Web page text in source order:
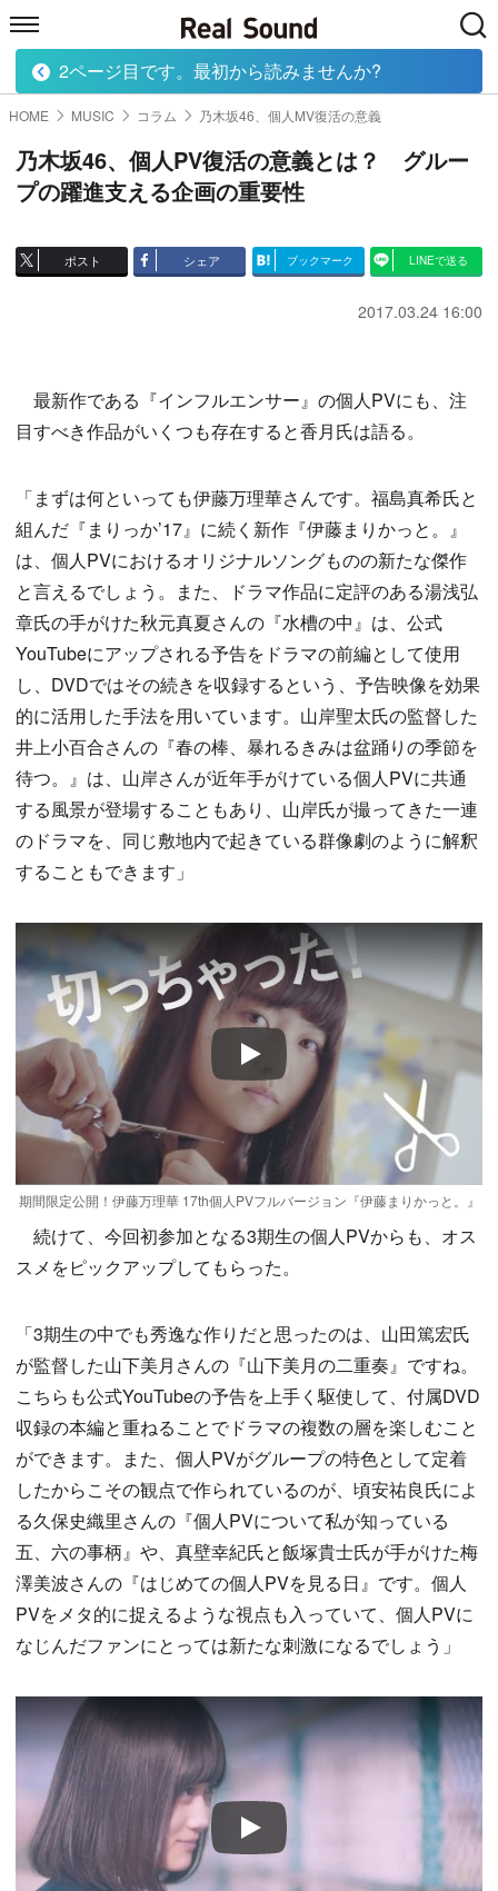
HOME MUSIC MOVIE TECH
HOME MUSIC コラム 乃木坂46、個人MV復活の意義
乃木坂46、個人PV復活の意義とは？ グルー
プの躍進支える企画の重要性
ポスト シェア ブックマーク LINEで送る
2017.03.24 16:00
最新作である『インフルエンサー』の個人PVにも、注
目すべき作品がいくつも存在すると香月氏は語る。
「まずは何といっても伊藤万理華さんです。福島真希氏と
組んだ『まりっか’17』に続く新作『伊藤まりかっと。』
は、個人PVにおけるオリジナルソングものの新たな傑作
と言えるでしょう。また、ドラマ作品に定評のある湯浅弘
章氏の手がけた秋元真夏さんの『水槽の中』は、公式
YouTubeにアップされる予告をドラマの前編として使用
し、DVDではその続きを収録するという、予告映像を効果
的に活用した手法を用いています。山岸聖太氏の監督した
井上小百合さんの『春の棒、暴れるきみは盆踊りの季節を
待つ。』は、山岸さんが近年手がけている個人PVに共通
する風景が登場することもあり、山岸氏が撮ってきた一連
のドラマを、同じ敷地内で起きている群像劇のように解釈
することもできます」
Play
期間限定公開！伊藤万理華 17th個人PVフルバージョン『伊藤まりかっと。』
続けて、今回初参加となる3期生の個人PVからも、オス
スメをピックアップしてもらった。
「3期生の中でも秀逸な作りだと思ったのは、山田篤宏氏
が監督した山下美月さんの『山下美月の二重奏』ですね。
こちらも公式YouTubeの予告を上手く駆使して、付属DVD
収録の本編と重ねることでドラマの複数の層を楽しむこと
ができます。また、個人PVがグループの特色として定着
したからこその観点で作られているのが、頃安祐良氏によ
る久保史織里さんの『個人PVについて私が知っている
五、六の事柄』や、真壁幸紀氏と飯塚貴士氏が手がけた梅
澤美波さんの『はじめての個人PVを見る日』です。個人
PVをメタ的に捉えるような視点も入っていて、個人PVに
なじんだファンにとっては新たな刺激になるでしょう」
Play
2ページ目です。最初から読みませんか?